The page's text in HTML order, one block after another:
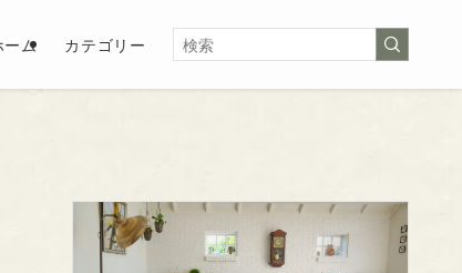
ーム カテゴリー